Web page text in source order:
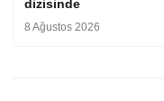
dizisinde
8 Ağustos 2026